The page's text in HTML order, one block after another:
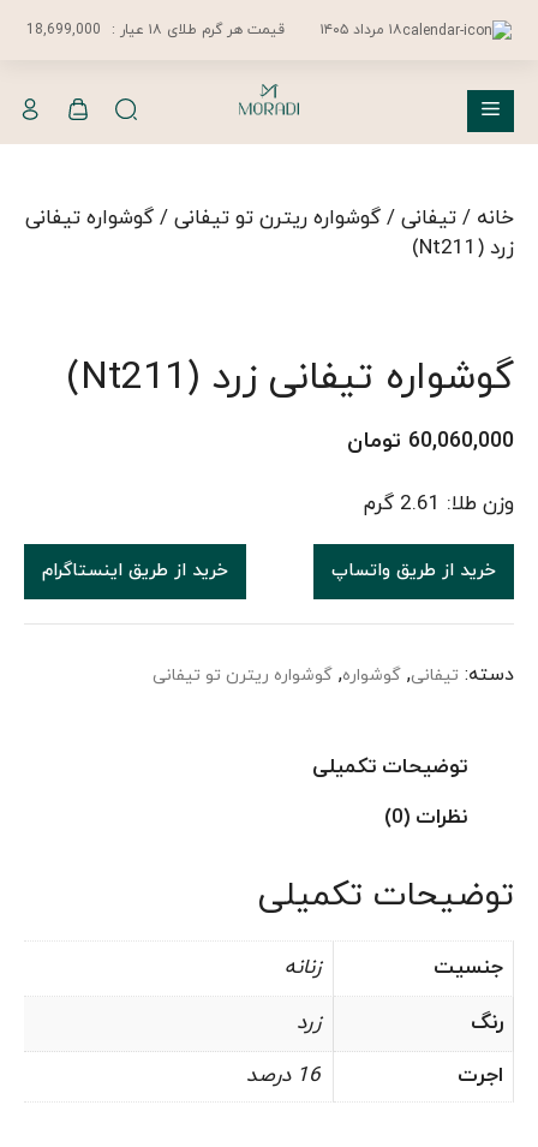
رفتن
۱۸ مرداد ۱۴۰۵ قیمت هر گرم طلای ۱۸ عیار : 18,699,000
فهرست
خانه / تیفانی / گوشواره ریترن تو تیفانی / گوشواره تیفانی
زرد (Nt211)
گوشواره تیفانی زرد (Nt211)
60,060,000 تومان
وزن طلا: 2.61 گرم
خرید از طریق واتساپ خرید از طریق اینستاگرام
دسته: تیفانی, گوشواره, گوشواره ریترن تو تیفانی
توضیحات تکمیلی
نظرات (0)
توضیحات تکمیلی
جنسیت
زنانه
رنگ
زرد
اجرت
16 درصد